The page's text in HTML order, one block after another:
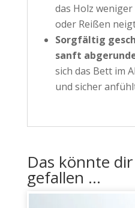
das Holz
oder Reißen
Sorgfältig
sanft
sich das Bett im
und sicher
Das könnte
gefallen …